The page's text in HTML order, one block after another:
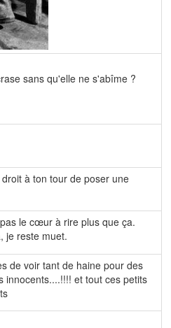
sans qu'elle ne s'abîme ?
à ton tour de poser une
le cœur à rire plus que ça.
je reste muet.
de voir tant de haine pour des
innocents....!!!! et tout ces petits